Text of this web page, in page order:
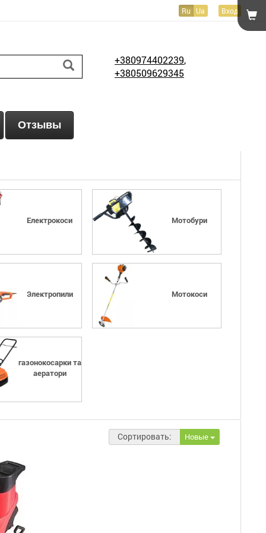
Ru Ua Вход
+380974402239,
+380509629345
Отзывы
Електрокоси Мотобури
Электропили Мотокоси
газонокосарки та
аератори
Сортировать: Новые